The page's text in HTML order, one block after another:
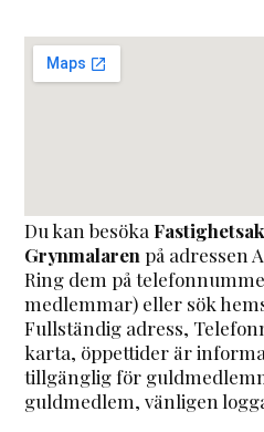
Du kan besöka
Grynmalaren på adressen
Ring dem på
medlemmar) eller sök
Fullständig adress,
karta, öppettider är
tillgänglig för
guldmedlem, vänligen